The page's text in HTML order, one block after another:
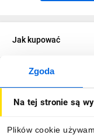
Zgoda
Na tej stronie są
Plików cookie
Jak kupować
O firmie